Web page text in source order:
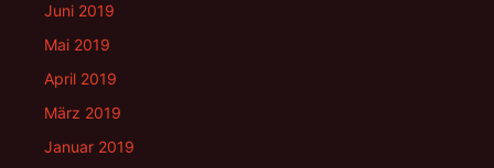
Juni 2019
Mai 2019
April 2019
März 2019
Januar 2019